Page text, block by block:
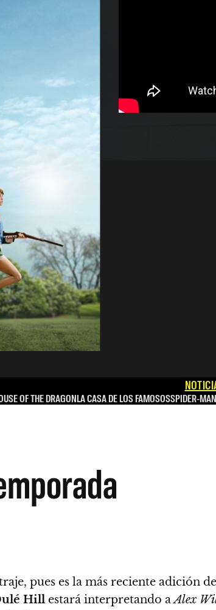
OF THE DRAGONLA CASA DE LOS FAMOSOSSPIDER-MAN
pues es la más reciente adición
Hill estará interpretando aAlex